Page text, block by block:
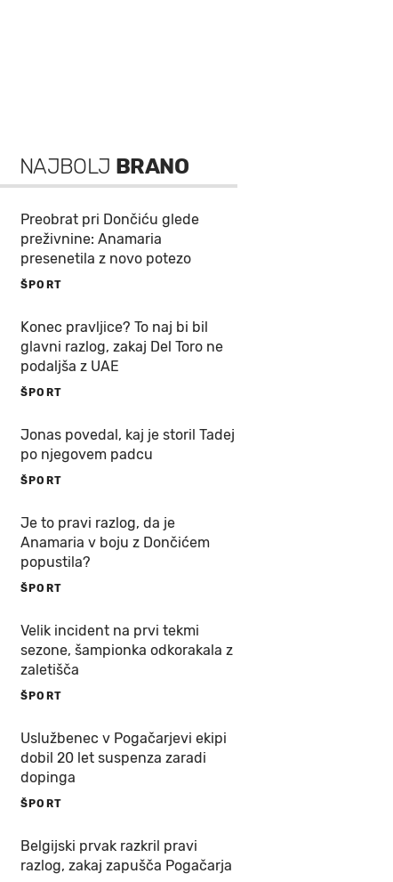
NAJBOLJ BRANO
Preobrat pri Dončiću glede
preživnine: Anamaria
presenetila z novo potezo
ŠPORT
Konec pravljice? To naj bi bil
glavni razlog, zakaj Del Toro ne
podaljša z UAE
ŠPORT
Jonas povedal, kaj je storil Tadej
po njegovem padcu
ŠPORT
Je to pravi razlog, da je
Anamaria v boju z Dončićem
popustila?
ŠPORT
Velik incident na prvi tekmi
sezone, šampionka odkorakala z
zaletišča
ŠPORT
Uslužbenec v Pogačarjevi ekipi
dobil 20 let suspenza zaradi
dopinga
ŠPORT
Belgijski prvak razkril pravi
razlog, zakaj zapušča Pogačarja